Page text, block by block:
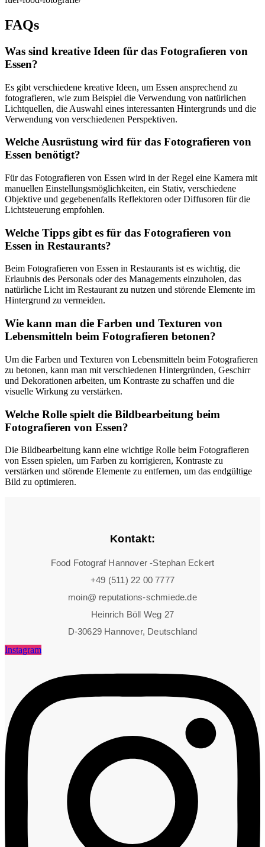
FAQs
Was sind kreative Ideen für das Fotografieren von
Essen?
Es gibt verschiedene kreative Ideen, um Essen ansprechend zu
fotografieren, wie zum Beispiel die Verwendung von natürlichen
Lichtquellen, die Auswahl eines interessanten Hintergrunds und die
Verwendung von verschiedenen Perspektiven.
Welche Ausrüstung wird für das Fotografieren von
Essen benötigt?
Für das Fotografieren von Essen wird in der Regel eine Kamera mit
manuellen Einstellungsmöglichkeiten, ein Stativ, verschiedene
Objektive und gegebenenfalls Reflektoren oder Diffusoren für die
Lichtsteuerung empfohlen.
Welche Tipps gibt es für das Fotografieren von
Essen in Restaurants?
Beim Fotografieren von Essen in Restaurants ist es wichtig, die
Erlaubnis des Personals oder des Managements einzuholen, das
natürliche Licht im Restaurant zu nutzen und störende Elemente im
Hintergrund zu vermeiden.
Wie kann man die Farben und Texturen von
Lebensmitteln beim Fotografieren betonen?
Um die Farben und Texturen von Lebensmitteln beim Fotografieren
zu betonen, kann man mit verschiedenen Hintergründen, Geschirr
und Dekorationen arbeiten, um Kontraste zu schaffen und die
visuelle Wirkung zu verstärken.
Welche Rolle spielt die Bildbearbeitung beim
Fotografieren von Essen?
Die Bildbearbeitung kann eine wichtige Rolle beim Fotografieren
von Essen spielen, um Farben zu korrigieren, Kontraste zu
verstärken und störende Elemente zu entfernen, um das endgültige
Bild zu optimieren.
Kontakt:
Food Fotograf Hannover -Stephan Eckert
+49 (511) 22 00 7777
moin@ reputations-schmiede.de
Heinrich Böll Weg 27
D-30629 Hannover, Deutschland
Instagram